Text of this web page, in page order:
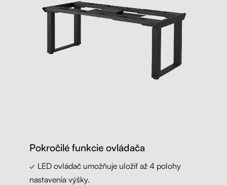
Pokročilé funkcie ovládača
✓ LED ovládač umožňuje uložiť až 4 polohy
nastavenia výšky.